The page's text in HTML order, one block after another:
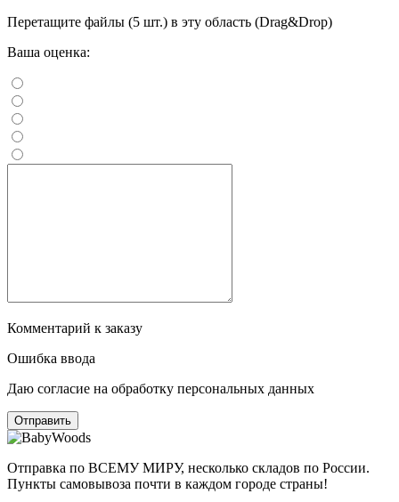
Перетащите файлы (5 шт.) в эту область (Drag&Drop)
Ваша оценка:
Комментарий к заказу
Ошибка ввода
Даю согласие на обработку персональных данных
Отправка по ВСЕМУ МИРУ, несколько складов по России.
Пункты самовывоза почти в каждом городе страны!